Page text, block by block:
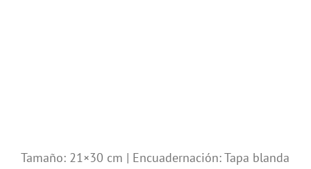
Tamaño: 21×30 cm | Encuadernación: Tapa blanda